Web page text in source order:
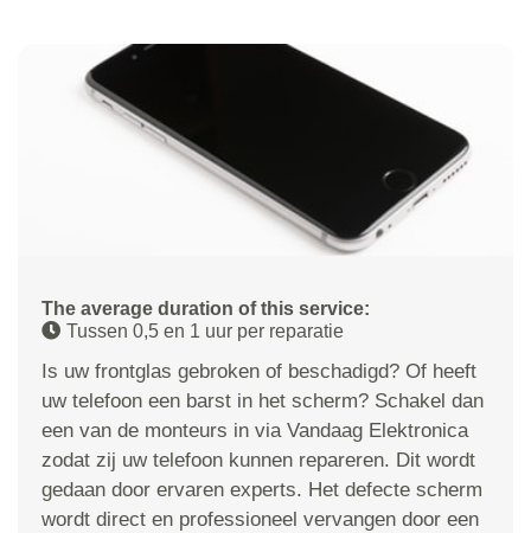
The average duration of this service:
Tussen 0,5 en 1 uur per reparatie
Is uw frontglas gebroken of beschadigd? Of heeft
uw telefoon een barst in het scherm? Schakel dan
een van de monteurs in via Vandaag Elektronica
zodat zij uw telefoon kunnen repareren. Dit wordt
gedaan door ervaren experts. Het defecte scherm
wordt direct en professioneel vervangen door een